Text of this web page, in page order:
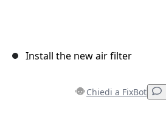
Install the new air filter
Chiedi a FixBot